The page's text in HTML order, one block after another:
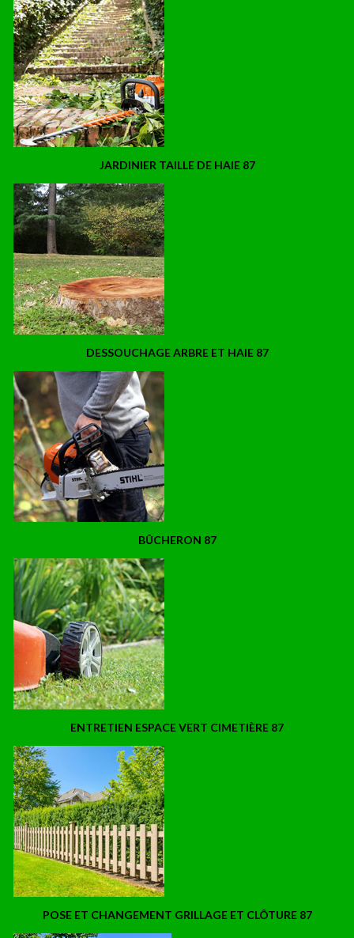
JARDINIER TAILLE DE HAIE 87
DESSOUCHAGE ARBRE ET HAIE 87
BÛCHERON 87
ENTRETIEN ESPACE VERT CIMETIÈRE 87
POSE ET CHANGEMENT GRILLAGE ET CLÔTURE 87